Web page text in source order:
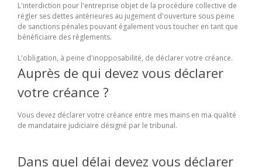
L'interdiction pour l'entreprise objet de la procédure collective de
régler ses dettes antérieures au jugement d'ouverture sous peine
de sanctions pénales pouvant également vous toucher en tant que
bénéficiaire des règlements.
L'obligation, à peine d'inopposabilité, de déclarer votre créance.
Auprès de qui devez vous déclarer
votre créance ?
Vous devez déclarer votre créance entre mes mains en ma qualité
de mandataire judiciaire désigné par le tribunal.
Dans quel délai devez vous déclarer